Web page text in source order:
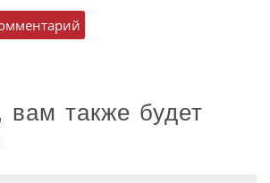
вам также будет